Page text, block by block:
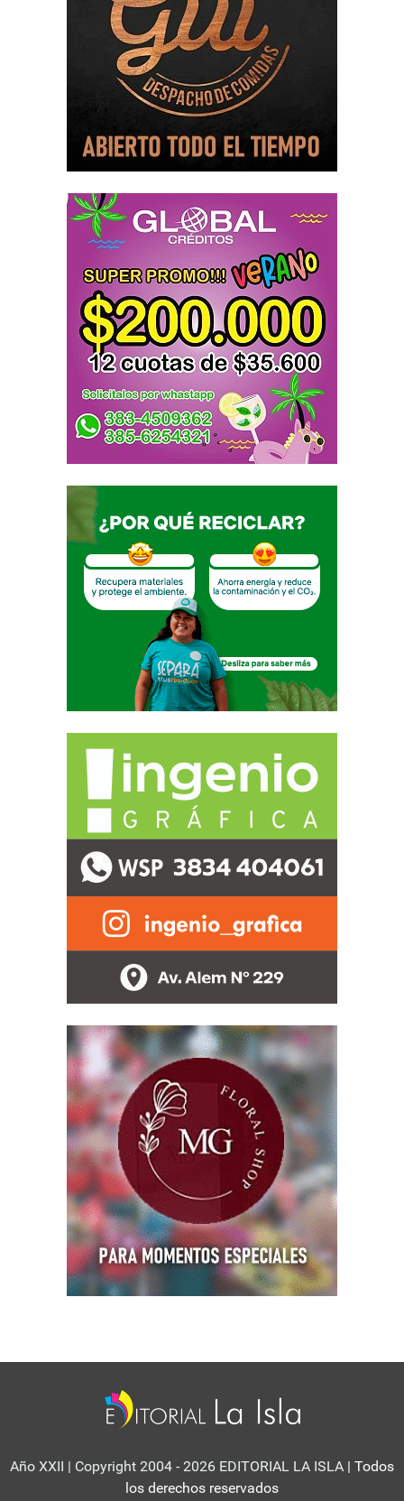
Año XXII | Copyright 2004 - 2026 EDITORIAL LA ISLA | Todos
los derechos reservados